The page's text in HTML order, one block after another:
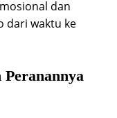
dan
dari waktu ke